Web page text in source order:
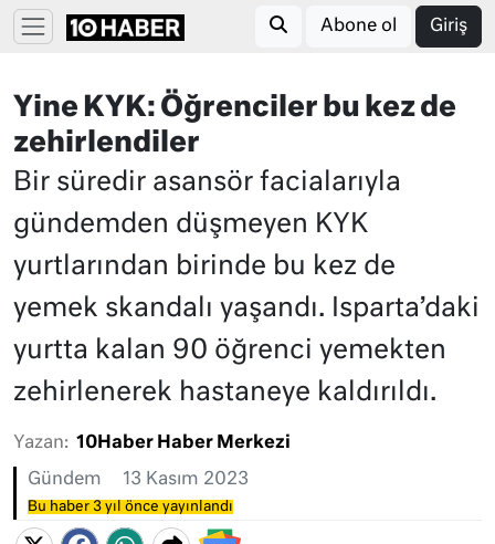
Abone ol Giriş
Yine KYK: Öğrenciler bu kez de
zehirlendiler
Bir süredir asansör facialarıyla
gündemden düşmeyen KYK
yurtlarından birinde bu kez de
yemek skandalı yaşandı. Isparta’daki
yurtta kalan 90 öğrenci yemekten
zehirlenerek hastaneye kaldırıldı.
Yazan: 10Haber Haber Merkezi
Gündem 13 Kasım 2023
Bu haber 3 yıl önce yayınlandı